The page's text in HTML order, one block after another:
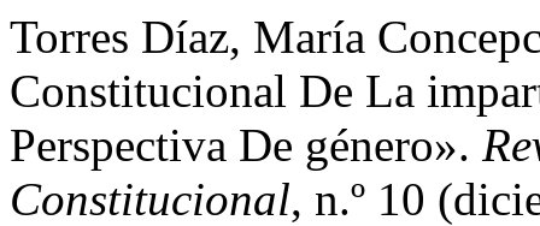
Torres Díaz, María
Constitucional De La
Perspectiva De género».
Constitucional, n.º 10